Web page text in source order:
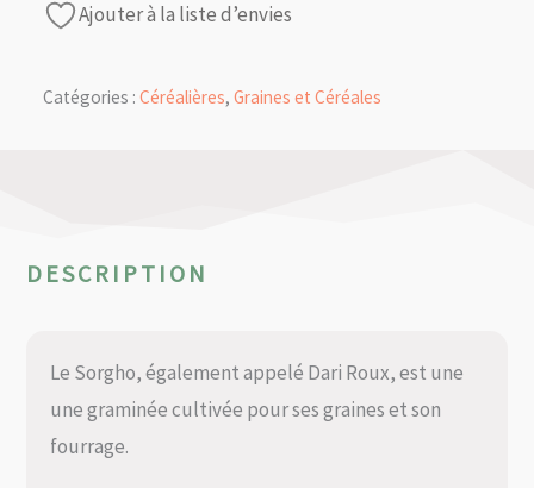
Ajouter à la liste d’envies
Catégories : Céréalières, Graines et Céréales
DESCRIPTION
Le Sorgho, également appelé Dari Roux, est une
une graminée cultivée pour ses graines et son
fourrage.